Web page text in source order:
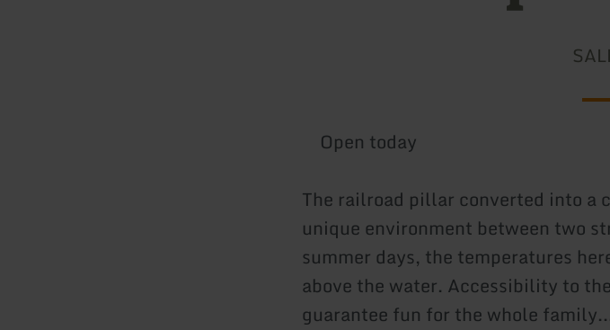
Open today
The railroad pillar converted into
unique environment between two
summer days, the temperatures
above the water. Accessibility to
guarantee fun for the whole